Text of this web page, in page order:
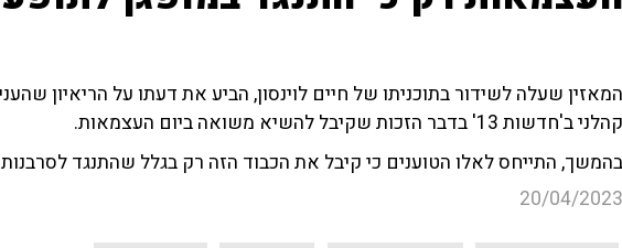
המאזין שעלה לשידור בתוכניתו של חיים לוינסון, הביע את דעתו על הריאיון
קהלני ב'חדשות 13' בדבר הזכות שקיבל להשיא משואה ביום העצמאות.
בהמשך, התייחס לאלו הטוענים כי קיבל את הכבוד הזה רק בגלל שהתנגד
20/04/2023